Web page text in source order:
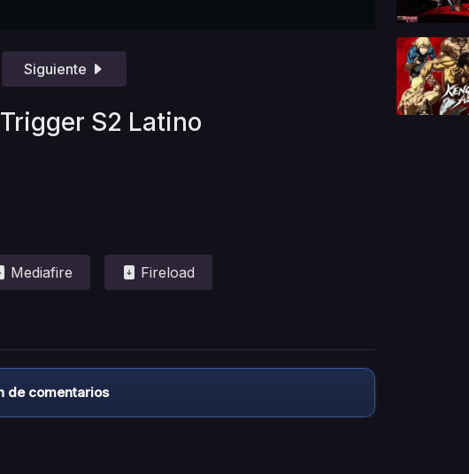
Siguiente
S2 Latino
Mediafire Fireload
de comentarios